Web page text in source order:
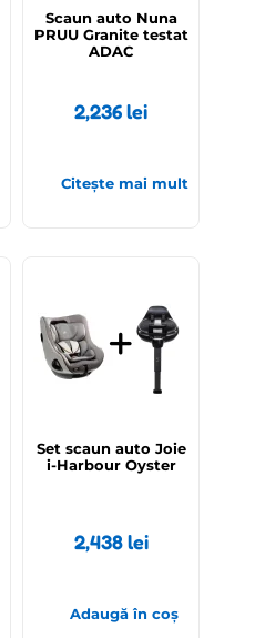
Scaun auto Nuna
PRUU Granite testat
ADAC
2,236lei
Citește mai mult
Set scaun auto Joie
i-Harbour Oyster
2,438lei
Adaugă în coș